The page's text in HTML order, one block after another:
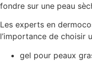
fondre sur une peau
Les experts en
l’importance de choisir
gel pour peaux